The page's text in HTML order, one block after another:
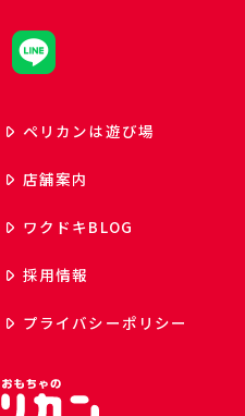
ペリカンは遊び場
店舗案内
ワクドキBLOG
採用情報
プライバシーポリシー